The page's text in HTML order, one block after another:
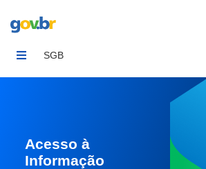
SGB
Acesso à
Informação